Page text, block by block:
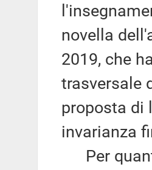
novella
2019, che
trasversale
proposta di
invarianza
Per